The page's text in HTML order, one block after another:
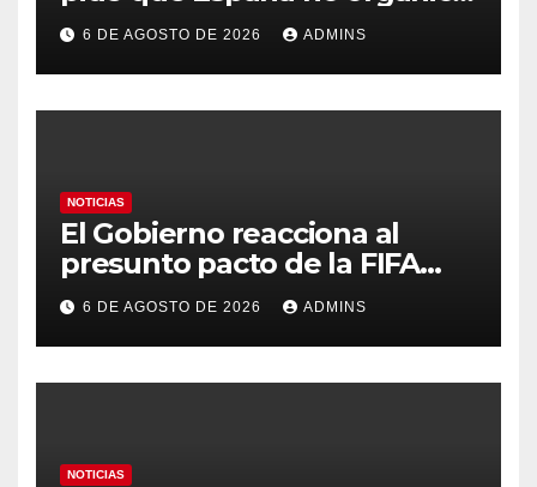
el Mundial 2030 con
Marruecos por «atentar
contra la soberanía nacional»
6 DE AGOSTO DE 2026 ADMINS
NOTICIAS
El Gobierno reacciona al
presunto pacto de la FIFA
con Marruecos para acoger la
final del Mundial 2030:
«Tiene que ser en España»
6 DE AGOSTO DE 2026 ADMINS
NOTICIAS